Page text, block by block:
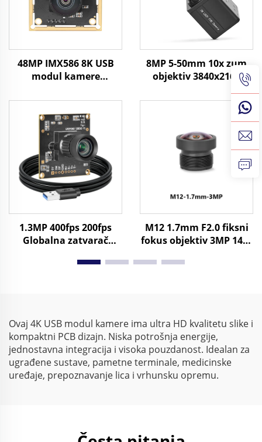
48MP IMX586 8K USB
modul kamere
CMOS prepoznavanje
slikovnih datoteka
8MP 5-50mm 10x zum
objektiv 3840x2160
30fps industrijska vizija
CMOS UVC SDK 4K USB
1.3MP 400fps 200fps
Globalna zatvarač
modul za konferenciju,
M12 1.7mm F2.0 fiksni
fokus objektiv 3MP 145°
Ovaj 4K USB modul kamere ima ultra HD kvalitetu slike i
kompaktni PCB dizajn. Niska potrošnja energije,
jednostavna integracija i visoka pouzdanost. Idealan za
ugrađene sustave, pametne terminale, medicinske
uređaje, prepoznavanje lica i vrhunsku opremu.